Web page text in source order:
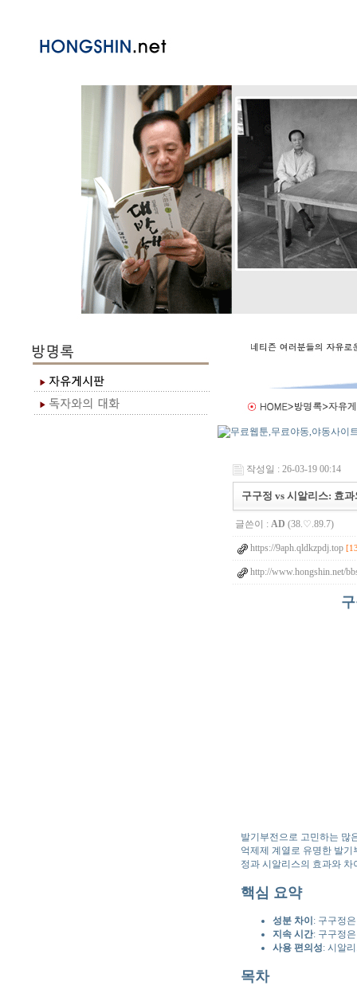
작성일 : 26-03-19 00:14
구구정 vs 시알리스: 효
글쓴이 : AD (38.♡.89.7)
https://9aph.qldkzpdj.top
http://www.hongshin.net/
발기부전으로 고민하는 많
억제제 계열로 유명한 발
정과 시알리스의 효과와
핵심 요약
성분 차이: 구구정
지속 시간: 구구정
사용 편의성: 시알
목차